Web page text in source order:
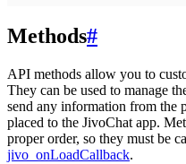
Methods#
API methods allow you to
They can be used to manage
send any information from the
placed to the JivoChat app.
proper order, so they must be
jivo_onLoadCallback.